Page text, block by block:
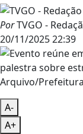
PorTVGO -
20/11/2025 22:39
Arquivo/
A-
A+